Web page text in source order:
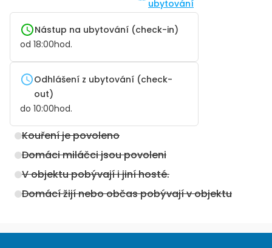
ubytování
Nástup na ubytování (check-in)
od 18:00hod.
Odhlášení z ubytování (check-
out)
do 10:00hod.
Kouření je povoleno
Domáci miláčci jsou povoleni
V objektu pobývají i jiní hosté.
Domácí žijí nebo občas pobývají v objektu